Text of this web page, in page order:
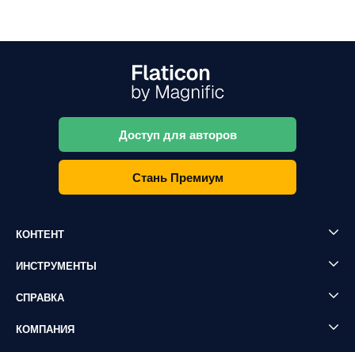
Доступ для авторов
Стань Премиум
КОНТЕНТ
ИНСТРУМЕНТЫ
СПРАВКА
КОМПАНИЯ